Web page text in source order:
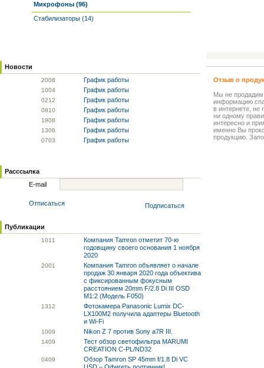
Микрофоны (96)
Стабилизаторы (14)
Новости
2008 График работы
1004 График работы
0212 График работы
0810 График работы
1908 График работы
1306 График работы
0703 График работы
Расссылка
E-mail
Отписаться Подписаться
Публикации
1011
Компания Tamron отметит 70-ю
годовщину своего основания 1 ноября
2020
2001
Компания Tamron объявляет о начале
продаж 30 января 2020 года объектива
с фиксированным фокусным
расстоянием 20mm F/2.8 Di III OSD
M1:2 (Модель F050)
1312
Фотокамера Panasonic Lumix DC-
LX100M2 получила адаптеры Bluetooth
и Wi-Fi
1009 Nikon Z 7 против Sony a7R III.
1409
Тест обзор светофильтра MARUMI
CREATION C-PL/ND32
0409
Обзор Tamron SP 45mm f/1.8 Di VC
Отзыв о
Мы не
информацию
в интернете, не
ни одному
интересно и
именно Вы
продукцию.